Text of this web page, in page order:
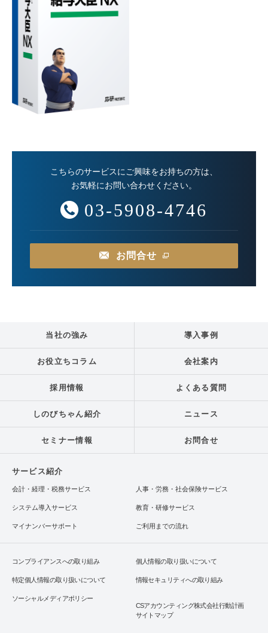
こちらのサービスにご興味をお持ちの方は、
お気軽にお問い合わせください。
03-5908-4746
お問合せ
当社の強み 導入事例
お役立ちコラム 会社案内
採用情報 よくある質問
しのびちゃん紹介 ニュース
セミナー情報 お問合せ
サービス紹介
会計・経理・税務サービス 人事・労務・社会保険サービス
システム導入サービス 教育・研修サービス
マイナンバーサポート ご利用までの流れ
コンプライアンスへの取り組み 個人情報の取り扱いについて
特定個人情報の取り扱いについて 情報セキュリティへの取り組み
ソーシャルメディアポリシー
CSアカウンティング株式会社行動計画
サイトマップ